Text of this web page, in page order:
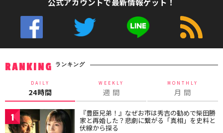
RANKING ランキング
DAILY
24時間
WEEKLY
週 間
MONTHLY
月 間
1 『豊臣兄弟！』なぜお市は秀吉の勧めで柴田勝
家と再婚した？悲劇に繋がる「真相」を史料と
伏線から探る